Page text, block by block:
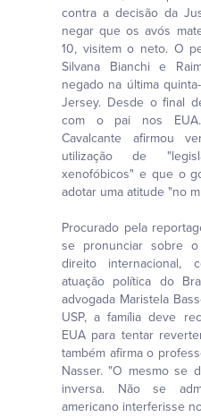
contra a decisão da
negar que os avós
10, visitem o neto. O
Silvana Bianchi e
negado na última
Jersey. Desde o final
com o pai nos
Cavalcante afirmou
utilização de
xenofóbicos" e que o
adotar uma atitude "no
Procurado pela
se pronunciar sobre o
direito internacional,
atuação política do
advogada Maristela
USP, a família deve
EUA para tentar
também afirma o
Nasser. "O mesmo se
inversa. Não se
americano interferisse